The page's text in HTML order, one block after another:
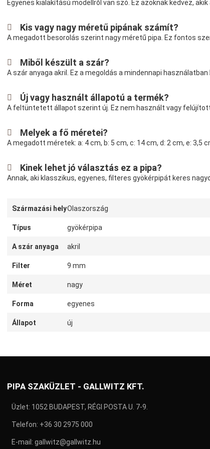
Egyenes kialakítású modellről van szó. Ez azoknak kedvez,
Kis vagy nagy méretű pipának számít?
A megadott besorolás szerint nagy méretű pipa. Ez fontos
Miből készült a szár?
A szár anyaga akril. Ez a megoldás a mindennapi
Új vagy használt állapotú a termék?
A feltüntetett állapot szerint új. Ez nem használt vagy felújított
Melyek a fő méretei?
A megadott méretek: a: 4 cm, b: 5 cm, c: 14 cm, d: 2 cm, e:
Kinek lehet jó választás ez a pipa?
Annak, aki klasszikus, egyenes, filteres gyökérpipát keres
Származási helyOlaszország
Típus gyökérpipa
A szár anyaga akril
Filter 9 mm
Méret nagy
Forma egyenes
Állapot új
PIPA SZAKÜZLET - GALLWITZ KFT.
Üzlet: 1052 BUDAPEST, RÉGI POSTA U. 7-9.
Telefon: +36 30 2975 000
E-mail: gallwitz@gallwitz.hu